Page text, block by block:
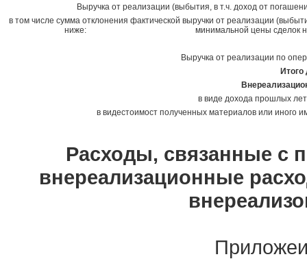
Выручка от реализации (выбытия, в т.ч. доход от
в том числе сумма отклонения фактической выручки от реализации
ниже: минимальной цены
Выручка от реализации по
Итого
в виде дохода прошлых
в видестоимост полученных материалов или иного
Расходы, связанные с
внереализационные